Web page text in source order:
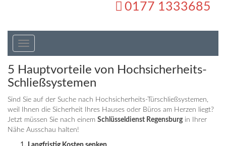
0177 1333685
Toggle
navigation
5 Hauptvorteile von Hochsicherheits-
Schließsystemen
Sind Sie auf der Suche nach Hochsicherheits-Türschließsystemen,
weil Ihnen die Sicherheit Ihres Hauses oder Büros am Herzen liegt?
Jetzt müssen Sie nach einem Schlüsseldienst Regensburgin Ihrer
Nähe Ausschau halten!